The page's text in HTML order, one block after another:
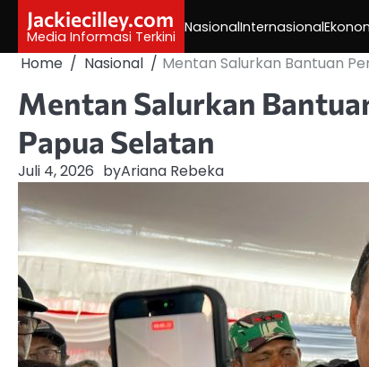
content
Jackiecilley.com
Media Informasi Terkini
NasionalInternasional
Home Nasional Mentan Salurkan Bantuan
Mentan Salurkan
Papua Selatan
Juli 4, 2026 byAriana Rebeka